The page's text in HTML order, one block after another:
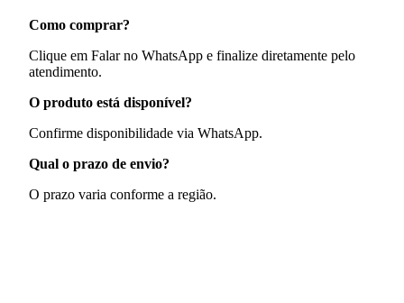
Como comprar?
Clique em Falar no WhatsApp e finalize diretamente pelo
atendimento.
O produto está disponível?
Confirme disponibilidade via WhatsApp.
Qual o prazo de envio?
O prazo varia conforme a região.